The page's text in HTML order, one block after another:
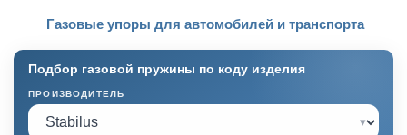
Газовые упоры для автомобилей и транспорта
Подбор газовой пружины по коду изделия
ПРОИЗВОДИТЕЛЬ
▾